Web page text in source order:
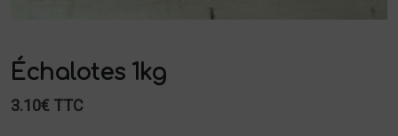
Échalotes 1kg
3.10€ TTC